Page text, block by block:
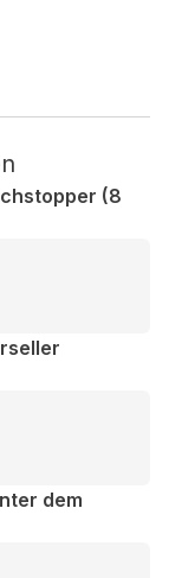
(8
dem